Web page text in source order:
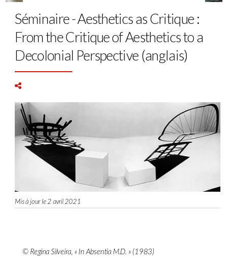
Séminaire - Aesthetics as Critique :
From the Critique of Aesthetics to a
Decolonial Perspective (anglais)
Mis à jour le 2 avril 2021
© Regina Silveira, « In Absentia M.D. » (1983)